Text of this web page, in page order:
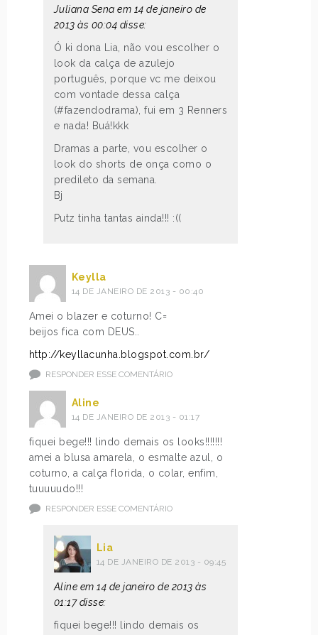
Juliana Sena em 14 de janeiro de
2013 às 00:04 disse:
Ó ki dona Lia, não vou escolher o
look da calça de azulejo
português, porque vc me deixou
com vontade dessa calça
(#fazendodrama), fui em 3 Renners
e nada! Buá!kkk
Dramas a parte, vou escolher o
look do shorts de onça como o
predileto da semana.
Bj
Putz tinha tantas ainda!!! :((
Keylla
14 DE JANEIRO DE 2013 - 00:40
Amei o blazer e coturno! C=
beijos fica com DEUS..
http://keyllacunha.blogspot.com.br/
RESPONDER ESSE COMENTÁRIO
Aline
14 DE JANEIRO DE 2013 - 01:17
fiquei bege!!! lindo demais os looks!!!!!!!
amei a blusa amarela, o esmalte azul, o
coturno, a calça florida, o colar, enfim,
tuuuuudo!!!
RESPONDER ESSE COMENTÁRIO
Lia
14 DE JANEIRO DE 2013 - 09:45
Aline em 14 de janeiro de 2013 às
01:17 disse:
fiquei bege!!! lindo demais os